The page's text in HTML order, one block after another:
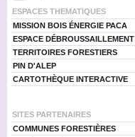
ESPACES THEMATIQUES
MISSION BOIS ÉNERGIE PACA
ESPACE DÉBROUSSAILLEMENT
TERRITOIRES FORESTIERS
PIN D'ALEP
CARTOTHÈQUE INTERACTIVE
SITES PARTENAIRES
COMMUNES FORESTIÈRES